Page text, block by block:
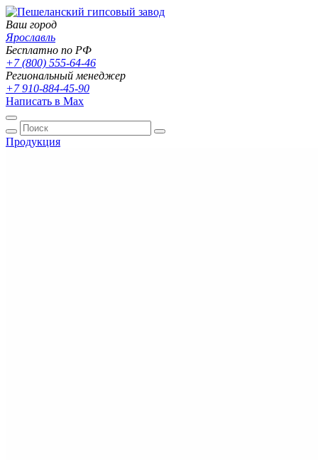
Ваш город
Ярославль
Бесплатно по РФ
+7 (800) 555-64-46
Региональный менеджер
+7 910-884-45-90
Написать в Max
Продукция